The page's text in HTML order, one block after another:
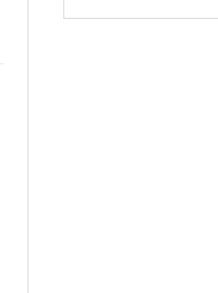
响；<&list>3.